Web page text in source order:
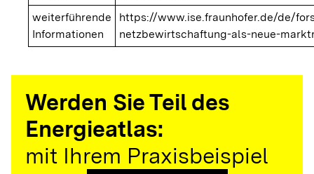
weiterführende
Informationen
https://www.ise.fraunhofer.de/de/
netzbewirtschaftung-als-neue-
Werden Sie Teil des
Energieatlas:
mit Ihrem Praxisbeispiel